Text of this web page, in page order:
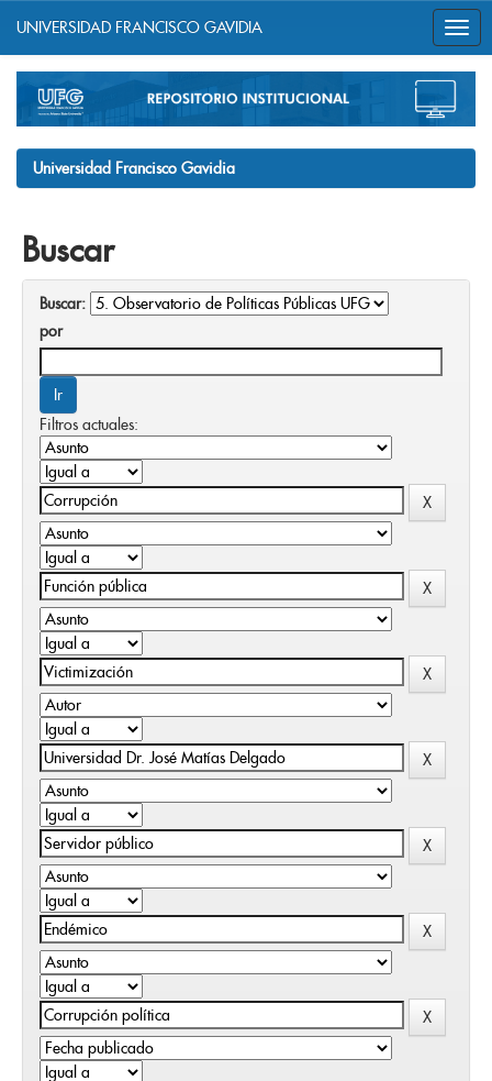
navigation
UNIVERSIDAD FRANCISCO GAVIDIA
Universidad Francisco Gavidia
Buscar
Buscar:
por
Filtros actuales: